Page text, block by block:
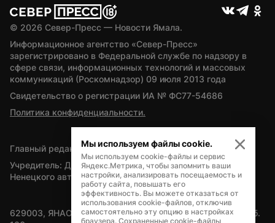
© 2026 Север-Пресс — Новости Ямала.
Информационное агентство «Север-Пресс»
зарегистрировано в Федеральной службе по надзору в
сфере связи, информационных технологий и массовых
коммуникаций (Роскомнадзор) 09 июля 2013 года
Свидетельство о регистрации ИА № ФС77-54686
Политика конфиденциальности.
Главный редактор — А.Л. Поздеев
Учредитель: Департамент внутренней политики Ямало-
Ненецкого автономного округа
629003, ЯНАО, Салехард, мкр. Богдана Кнунянца, д.1, каб.
Мы используем файлы cookie.
Мы используем cookie-файлы и сервис
Яндекс.Метрика, чтобы запомнить ваши
настройки, анализировать посещаемость и
работу сайта, повышать его
эффективность. Вы можете отказаться от
использования cookie-файлов, отключив
самостоятельно эту опцию в настройках
браузера. Сохраненные cookie-файлы